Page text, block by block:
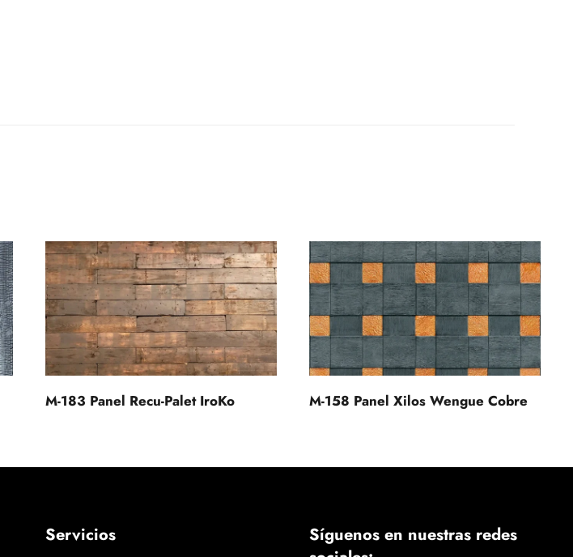
M-183 Panel Recu-Palet IroKo M-158 Panel Xilos Wengue Cobre
Servicios
Síguenos en nuestras redes